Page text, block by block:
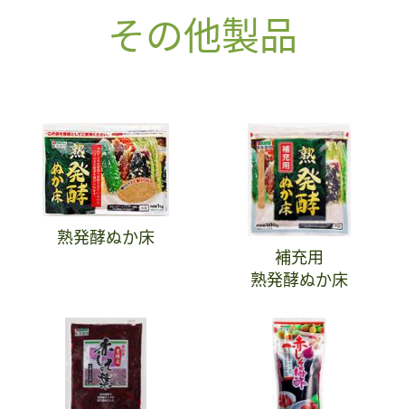
その他製品
熟発酵ぬか床
補充用
熟発酵ぬか床